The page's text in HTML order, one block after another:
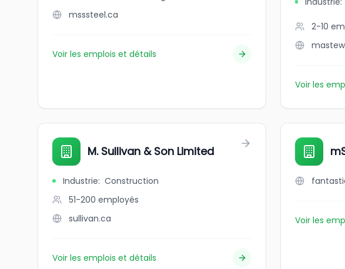
msssteel.ca
Voir les emplois et détails
2-10
Voir les
M. Sullivan & Son Limited
Industrie: Construction
51-200 employés
sullivan.ca
Voir les emplois et détails
Voir les